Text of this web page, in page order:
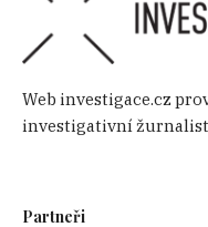
Web investigace.cz
investigativní
Partneři